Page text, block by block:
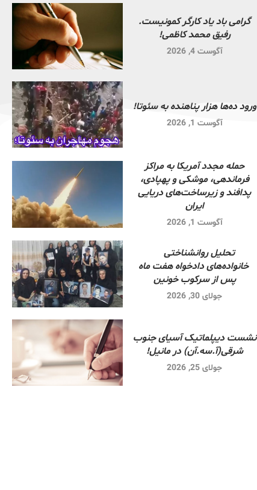
گرامی باد یاد کارگر کمونیست.
رفیق محمد کاظمی!
آگوست 4, 2026
ورود ده‌ها هزار پناهنده به سئوتا!
آگوست 1, 2026
حمله مجدد آمریکا به مراکز
فرماندهی، موشکی و پهپادی،
پدافند و زیرساخت‌های دریایی
ایران
آگوست 1, 2026
تحلیل روانشناختی
خانواده‌های دادخواه هفت ماه
پس از سرکوب خونین
جولای 30, 2026
نشست دیپلماتیک آسیای جنوب
شرقی‌(آ.سه.آن) در مانیل!
جولای 25, 2026